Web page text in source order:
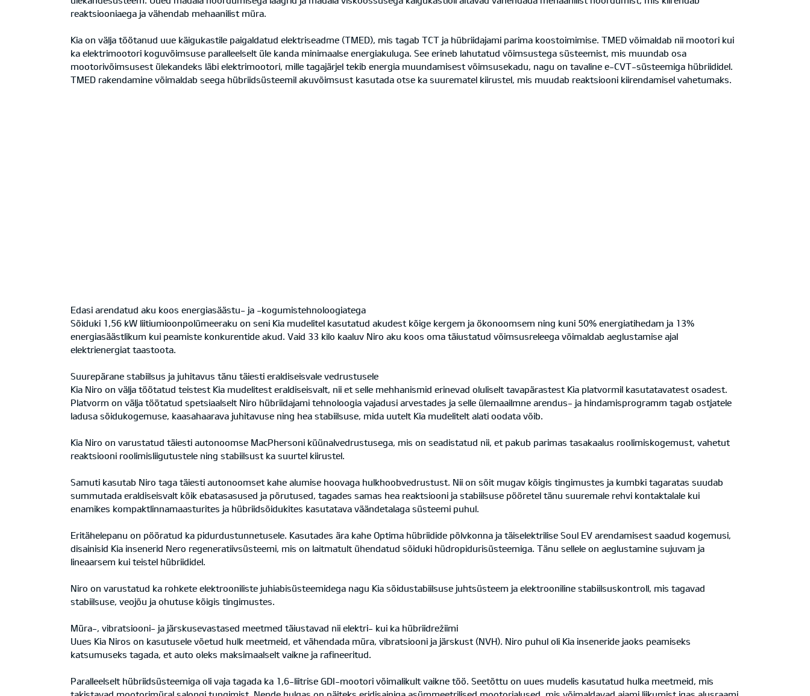
reaktsiooniaega ja vähendab mehaanilist müra.
Kia on välja töötanud uue käigukastile paigaldatud elektriseadme (TMED), mis tagab TCT ja hübriidajami parima koostoimimise. TMED võimaldab nii mootori kui
ka elektrimootori koguvõimsuse paralleelselt üle kanda minimaalse energiakuluga. See erineb lahutatud võimsustega süsteemist, mis muundab osa
mootorivõimsusest ülekandeks läbi elektrimootori, mille tagajärjel tekib energia muundamisest võimsusekadu, nagu on tavaline e-CVT-süsteemiga hübriididel.
TMED rakendamine võimaldab seega hübriidsüsteemil akuvõimsust kasutada otse ka suurematel kiirustel, mis muudab reaktsiooni kiirendamisel vahetumaks.
Edasi arendatud aku koos energiasäästu- ja -kogumistehnoloogiatega
Sõiduki 1,56 kW liitiumioonpolümeeraku on seni Kia mudelitel kasutatud akudest kõige kergem ja ökonoomsem ning kuni 50% energiatihedam ja 13%
energiasäästlikum kui peamiste konkurentide akud. Vaid 33 kilo kaaluv Niro aku koos oma täiustatud võimsusreleega võimaldab aeglustamise ajal
elektrienergiat taastoota.
Suurepärane stabiilsus ja juhitavus tänu täiesti eraldiseisvale vedrustusele
Kia Niro on välja töötatud teistest Kia mudelitest eraldiseisvalt, nii et selle mehhanismid erinevad oluliselt tavapärastest Kia platvormil kasutatavatest osadest.
Platvorm on välja töötatud spetsiaalselt Niro hübriidajami tehnoloogia vajadusi arvestades ja selle ülemaailmne arendus- ja hindamisprogramm tagab ostjatele
ladusa sõidukogemuse, kaasahaarava juhitavuse ning hea stabiilsuse, mida uutelt Kia mudelitelt alati oodata võib.
Kia Niro on varustatud täiesti autonoomse MacPhersoni küünalvedrustusega, mis on seadistatud nii, et pakub parimas tasakaalus roolimiskogemust, vahetut
reaktsiooni roolimisliigutustele ning stabiilsust ka suurtel kiirustel.
Samuti kasutab Niro taga täiesti autonoomset kahe alumise hoovaga hulkhoobvedrustust. Nii on sõit mugav kõigis tingimustes ja kumbki tagaratas suudab
summutada eraldiseisvalt kõik ebatasasused ja põrutused, tagades samas hea reaktsiooni ja stabiilsuse pööretel tänu suuremale rehvi kontaktalale kui
enamikes kompaktlinnamaasturites ja hübriidsõidukites kasutatava väändetalaga süsteemi puhul.
Eritähelepanu on pööratud ka pidurdustunnetusele. Kasutades ära kahe Optima hübriidide põlvkonna ja täiselektrilise Soul EV arendamisest saadud kogemusi,
disainisid Kia insenerid Nero regeneratiivsüsteemi, mis on laitmatult ühendatud sõiduki hüdropidurisüsteemiga. Tänu sellele on aeglustamine sujuvam ja
lineaarsem kui teistel hübriididel.
Niro on varustatud ka rohkete elektrooniliste juhiabisüsteemidega nagu Kia sõidustabiilsuse juhtsüsteem ja elektrooniline stabiilsuskontroll, mis tagavad
stabiilsuse, veojõu ja ohutuse kõigis tingimustes.
Müra-, vibratsiooni- ja järskusevastased meetmed täiustavad nii elektri- kui ka hübriidrežiimi
Uues Kia Niros on kasutusele võetud hulk meetmeid, et vähendada müra, vibratsiooni ja järskust (NVH). Niro puhul oli Kia inseneride jaoks peamiseks
katsumuseks tagada, et auto oleks maksimaalselt vaikne ja rafineeritud.
Paralleelselt hübriidsüsteemiga oli vaja tagada ka 1,6-liitrise GDI-mootori võimalikult vaikne töö. Seetõttu on uues mudelis kasutatud hulka meetmeid, mis